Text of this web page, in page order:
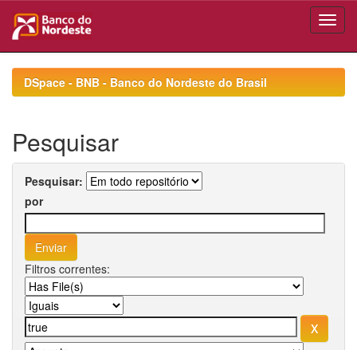
navigationDSpace - BNB - Banco do Nordeste do Brasil
Pesquisar
Pesquisar:
por
Filtros correntes: